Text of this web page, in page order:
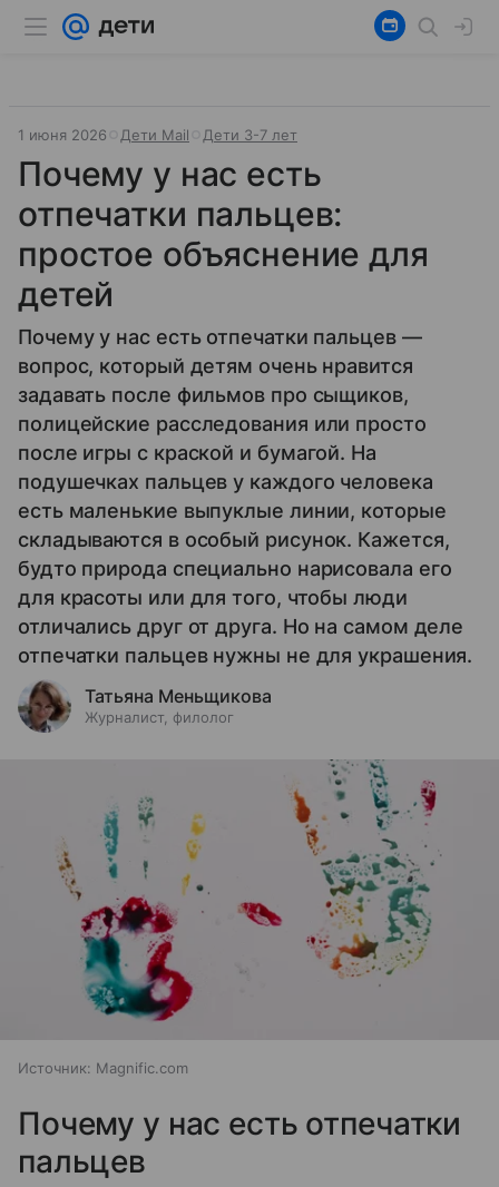
1 июня 2026 Дети Mail Дети 3-7 лет
Почему у нас есть
отпечатки пальцев:
простое объяснение для
детей
Почему у нас есть отпечатки пальцев —
вопрос, который детям очень нравится
задавать после фильмов про сыщиков,
полицейские расследования или просто
после игры с краской и бумагой. На
подушечках пальцев у каждого человека
есть маленькие выпуклые линии, которые
складываются в особый рисунок. Кажется,
будто природа специально нарисовала его
для красоты или для того, чтобы люди
отличались друг от друга. Но на самом деле
отпечатки пальцев нужны не для украшения.
Татьяна Меньщикова
Журналист, филолог
Источник: Magnific.com
Почему у нас есть отпечатки
пальцев